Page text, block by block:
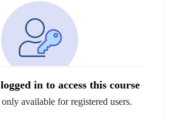
in to access this course
available for registered users.